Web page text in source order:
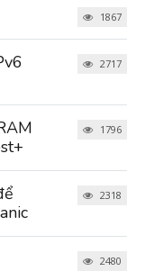
1867
2717
1796
2318
2480